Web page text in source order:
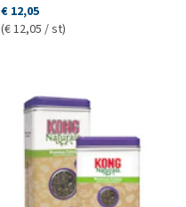
€ 12,05
(€ 12,05 / st)